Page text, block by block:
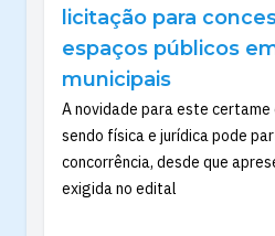
licitação para
espaços públicos
municipais
A novidade para este certame
sendo física e jurídica pode
concorrência, desde que
exigida no edital